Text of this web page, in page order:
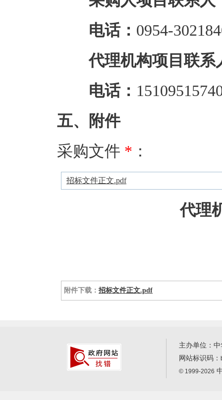
电话： 0954-
代理机构项目联系
电话：
五、附件
采购文件 * ：
招标文件正文.pdf
代理
附件下载： 招标文件正文.pdf
主办单位：
网站标识码：
© 1999-2026